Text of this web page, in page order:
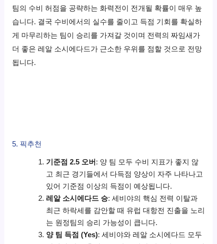
팀의 수비 허점을 공략하는 화력전이 전개될 확률이 매우 높
습니다. 결국 수비에서의 실수를 줄이고 득점 기회를 확실하
게 마무리하는 팀이 승리를 가져갈 것이며 전력의 짜임새가
더 좋은 레알 소시에다드가 근소한 우위를 점할 것으로 전망
됩니다.
5. 픽추천
기준점 2.5 오버 : 양 팀 모두 수비 지표가 좋지 않
고 최근 경기들에서 다득점 양상이 자주 나타나고
있어 기준점 이상의 득점이 예상됩니다.
레알 소시에다드 승: 세비야의 핵심 전력 이탈과
최근 하락세를 감안할 때 유럽 대항전 진출을 노리
는 원정팀의 승리 가능성이 큽니다.
양 팀 득점 (Yes): 세비야와 레알 소시에다드 모두